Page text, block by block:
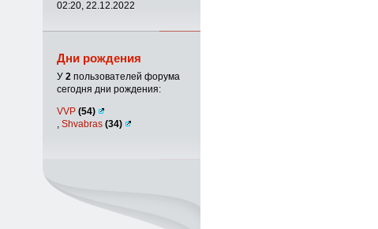
02:20, 22.12.2022
Дни рождения
У 2пользователей форума
сегодня дни рождения:
VVP (54)
Shvabras (34)